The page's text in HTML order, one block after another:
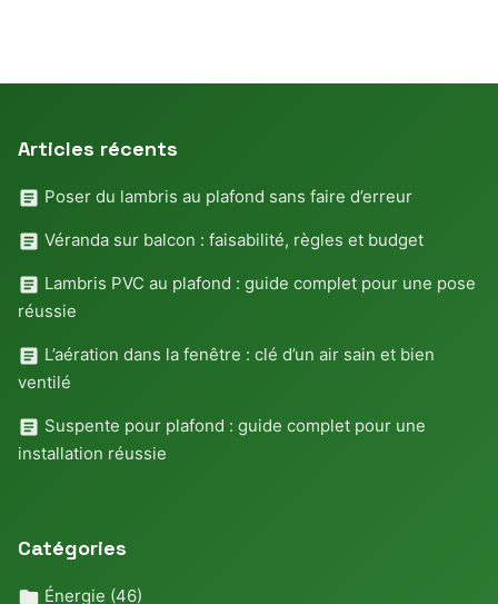
Articles récents
Poser du lambris au plafond sans faire d’erreur
Véranda sur balcon : faisabilité, règles et budget
Lambris PVC au plafond : guide complet pour une pose
réussie
L’aération dans la fenêtre : clé d’un air sain et bien
ventilé
Suspente pour plafond : guide complet pour une
installation réussie
Catégories
Énergie (46)